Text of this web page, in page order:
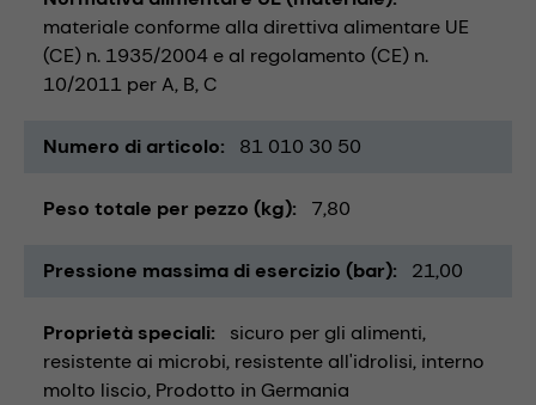
materiale conforme alla direttiva alimentare UE
(CE) n. 1935/2004 e al regolamento (CE) n.
10/2011 per A, B, C
Numero di articolo 81 010 30 50
Peso totale per pezzo (kg) 7,80
Pressione massima di esercizio (bar) 21,00
Proprietà speciali
sicuro per gli alimenti
resistente ai microbi resistente all'idrolisi interno
molto liscio Prodotto in Germania